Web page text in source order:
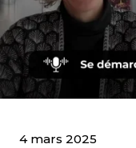
4 mars 2025